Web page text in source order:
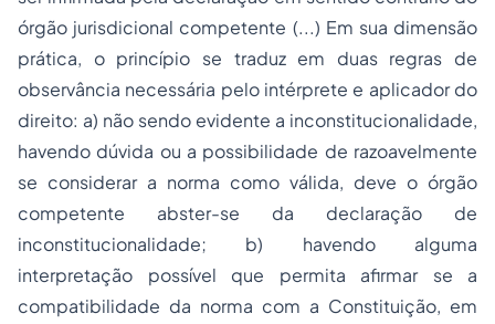
órgão jurisdicional competente (...) Em sua dimensão
prática, o princípio se traduz em duas regras de
observância necessária pelo intérprete e aplicador do
direito: a) não sendo evidente a inconstitucionalidade,
havendo dúvida ou a possibilidade de razoavelmente
se considerar a norma como válida, deve o órgão
competente abster-se da declaração de
inconstitucionalidade; b) havendo alguma
interpretação possível que permita afirmar se a
compatibilidade da norma com a Constituição, em